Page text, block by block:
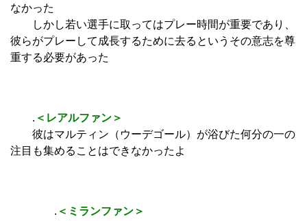
なかった
しかし若い選手に取ってはプレー時間が重要であり、
彼らがプレーして成長するために去るというその意志を尊
重する必要があった
. ＜レアルファン＞
彼はマルティン（ウーデゴール）が浴びた何分の一の
注目も集めることはできなかったよ
. ＜ミランファン＞